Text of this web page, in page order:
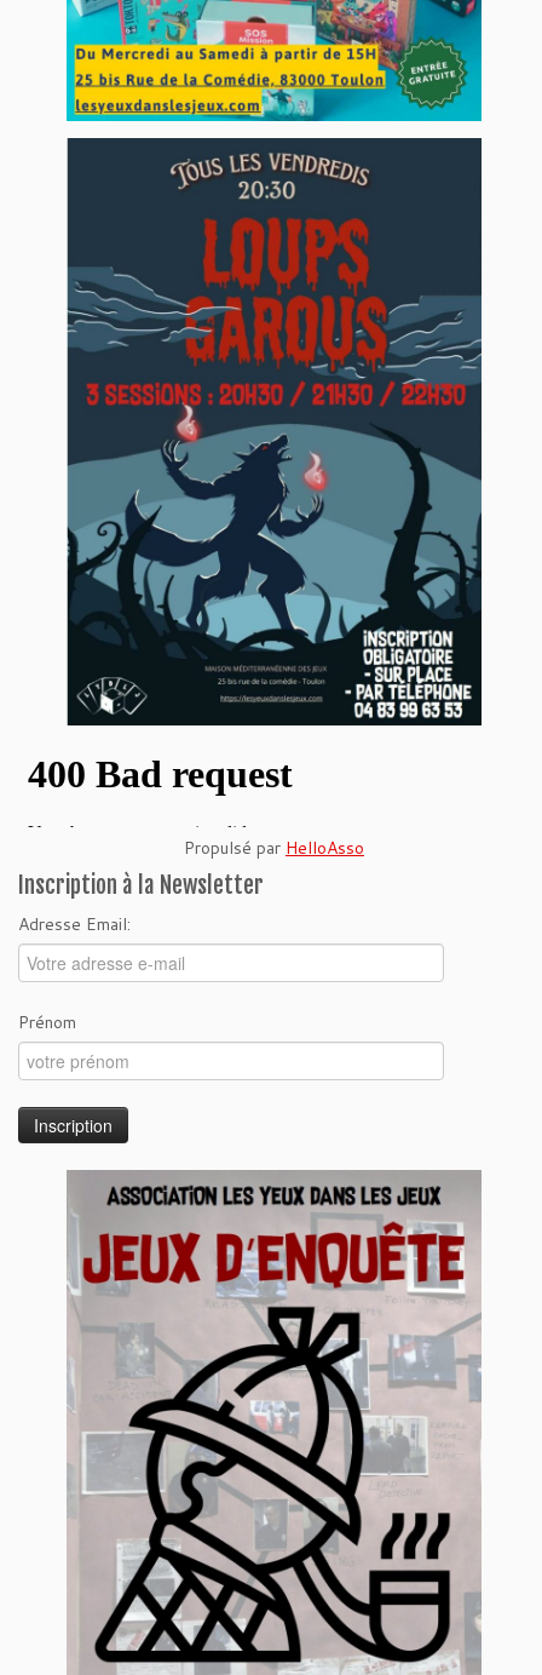
Propulsé par HelloAsso
Inscription à la Newsletter
Adresse Email:
Prénom